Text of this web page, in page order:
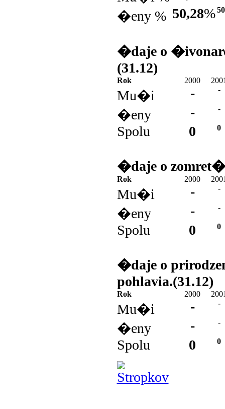
�eny % 50,28%
�daje o
(31.12)
Rok 2000
Mu�i - -
�eny - -
Spolu 0 0
�daje o
Rok 2000
Mu�i - -
�eny - -
Spolu 0 0
�daje o
pohlavia.(31.12)
Rok 2000
Mu�i - -
�eny - -
Spolu 0 0